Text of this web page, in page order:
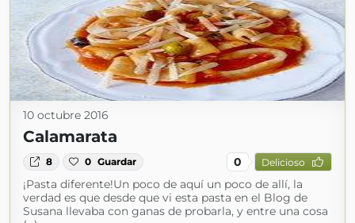
10 octubre 2016
Calamarata
8 0 Guardar 0 Delicioso
¡Pasta diferente!Un poco de aquí un poco de allí, la
verdad es que desde que vi esta pasta en el Blog de
Susana llevaba con ganas de probarla, y entre una cosa